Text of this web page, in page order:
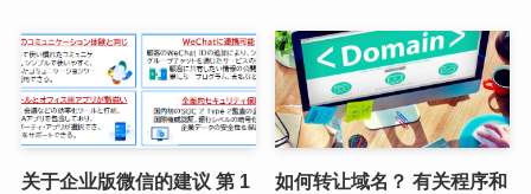
关于企业版微信的建议 第 1
如何转让域名？ 有关程序和